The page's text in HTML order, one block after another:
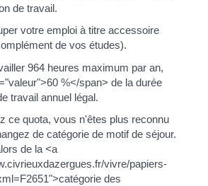
de travail.
votre emploi à titre accessoire
de vos études).
964 heures maximum par an,
%</span> de la durée
travail annuel légal.
ce quota, vous n'êtes plus reconnu
de catégorie de motif de séjour.
de la <a
vivre/papiers-
des